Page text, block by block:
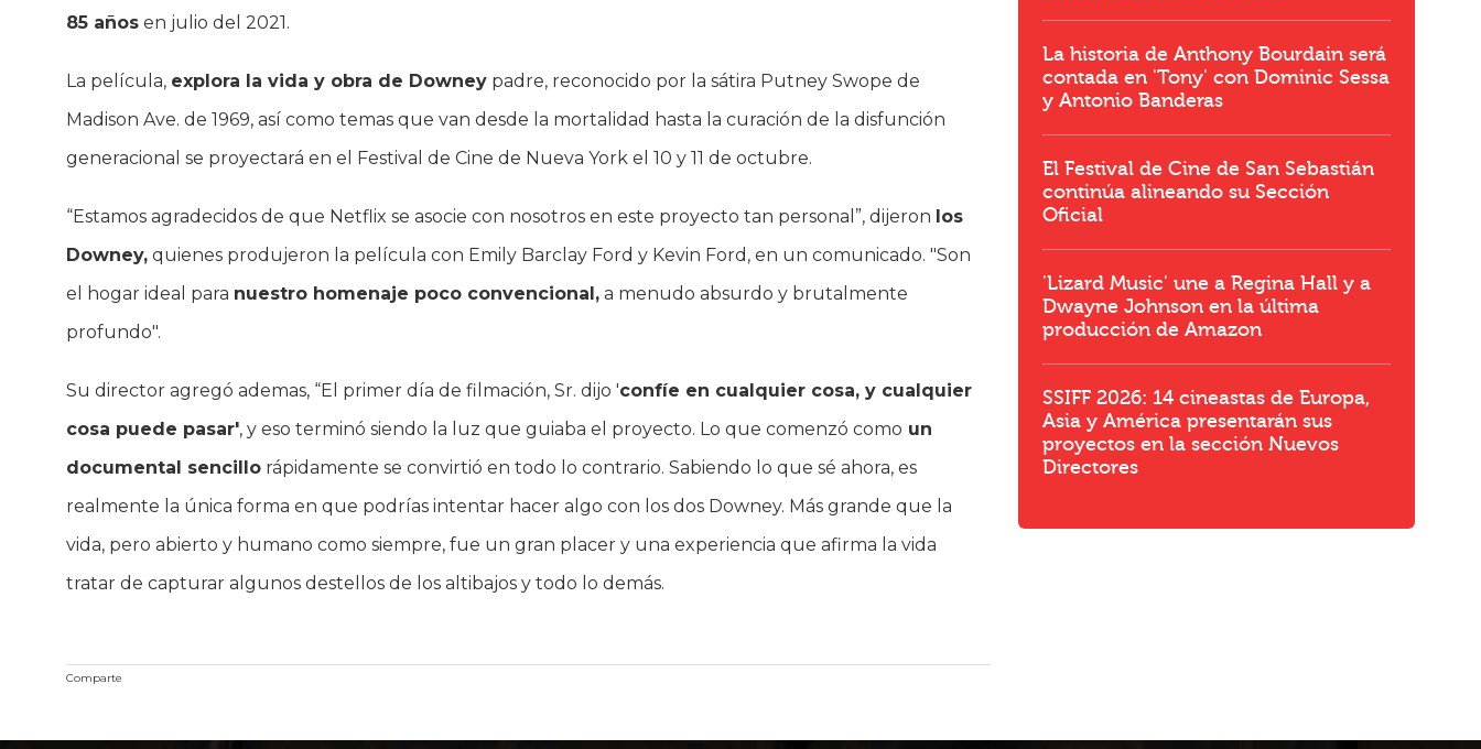
85 años en julio del 2021.
La película, explora la vida y obra de Downey padre, reconocido por la sátira Putney Swope de
Madison Ave. de 1969, así como temas que van desde la mortalidad hasta la curación de la disfunción
generacional se proyectará en el Festival de Cine de Nueva York el 10 y 11 de octubre.
“Estamos agradecidos de que Netflix se asocie con nosotros en este proyecto tan personal”, dijeron los
Downey, quienes produjeron la película con Emily Barclay Ford y Kevin Ford, en un comunicado. "Son
el hogar ideal para nuestro homenaje poco convencional, a menudo absurdo y brutalmente
profundo".
Su director agregó ademas, “El primer día de filmación, Sr. dijo 'confíe en cualquier cosa, y cualquier
cosa puede pasar', y eso terminó siendo la luz que guiaba el proyecto. Lo que comenzó como un
documental sencillo rápidamente se convirtió en todo lo contrario. Sabiendo lo que sé ahora, es
realmente la única forma en que podrías intentar hacer algo con los dos Downey. Más grande que la
vida, pero abierto y humano como siempre, fue un gran placer y una experiencia que afirma la vida
tratar de capturar algunos destellos de los altibajos y todo lo demás.
Comparte
La historia de Anthony Bourdain será
contada en 'Tony' con Dominic Sessa
y Antonio Banderas
El Festival de Cine de San Sebastián
continúa alineando su Sección
Oficial
'Lizard Music' une a Regina Hall y a
Dwayne Johnson en la última
producción de Amazon
SSIFF 2026: 14 cineastas de Europa,
Asia y América presentarán sus
proyectos en la sección Nuevos
Directores